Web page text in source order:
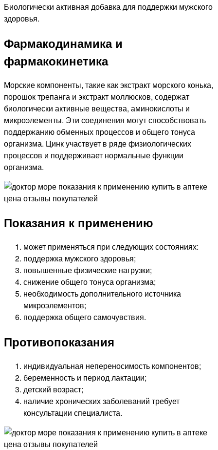
Биологически активная добавка для поддержки мужского
здоровья.
Фармакодинамика и
фармакокинетика
Морские компоненты, такие как экстракт морского конька,
порошок трепанга и экстракт моллюсков, содержат
биологически активные вещества, аминокислоты и
микроэлементы. Эти соединения могут способствовать
поддержанию обменных процессов и общего тонуса
организма. Цинк участвует в ряде физиологических
процессов и поддерживает нормальные функции
организма.
Показания к применению
может применяться при следующих состояниях:
поддержка мужского здоровья;
повышенные физические нагрузки;
снижение общего тонуса организма;
необходимость дополнительного источника
микроэлементов;
поддержка общего самочувствия.
Противопоказания
индивидуальная непереносимость компонентов;
беременность и период лактации;
детский возраст;
наличие хронических заболеваний требует
консультации специалиста.